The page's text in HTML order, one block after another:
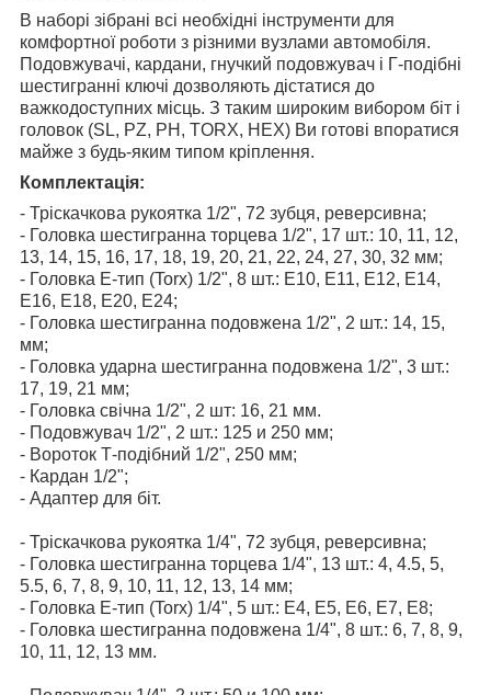
В наборі зібрані всі необхідні інструменти для
комфортної роботи з різними вузлами автомобіля.
Подовжувачі, кардани, гнучкий подовжувач і Г-подібні
шестигранні ключі дозволяють дістатися до
важкодоступних місць. З таким широким вибором біт і
головок (SL, PZ, PH, TORX, HEX) Ви готові впоратися
майже з будь-яким типом кріплення.
Комплектація:
- Тріскачкова рукоятка 1/2", 72 зубця, реверсивна;
- Головка шестигранна торцева 1/2", 17 шт.: 10, 11, 12,
13, 14, 15, 16, 17, 18, 19, 20, 21, 22, 24, 27, 30, 32 мм;
- Головка E-тип (Torx) 1/2", 8 шт.: Е10, Е11, Е12, Е14,
Е16, Е18, Е20, Е24;
- Головка шестигранна подовжена 1/2", 2 шт.: 14, 15,
мм;
- Головка ударна шестигранна подовжена 1/2", 3 шт.:
17, 19, 21 мм;
- Головка свічна 1/2", 2 шт: 16, 21 мм.
- Подовжувач 1/2", 2 шт.: 125 и 250 мм;
- Вороток Т-подібний 1/2", 250 мм;
- Кардан 1/2";
- Адаптер для біт.
- Тріскачкова рукоятка 1/4", 72 зубця, реверсивна;
- Головка шестигранна торцева 1/4", 13 шт.: 4, 4.5, 5,
5.5, 6, 7, 8, 9, 10, 11, 12, 13, 14 мм;
- Головка E-тип (Torx) 1/4", 5 шт.: Е4, Е5, Е6, Е7, Е8;
- Головка шестигранна подовжена 1/4", 8 шт.: 6, 7, 8, 9,
10, 11, 12, 13 мм.